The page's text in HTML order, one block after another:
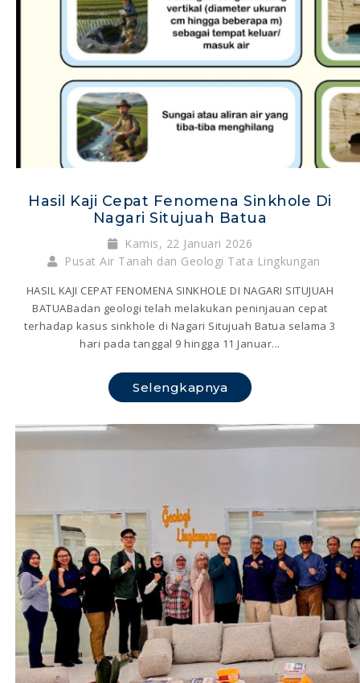
Hasil Kaji Cepat Fenomena Sinkhole Di
Nagari Situjuah Batua
Kamis, 22 Januari 2026
Pusat Air Tanah dan Geologi Tata Lingkungan
HASIL KAJI CEPAT FENOMENA SINKHOLE DI NAGARI SITUJUAH
BATUABadan geologi telah melakukan peninjauan cepat
terhadap kasus sinkhole di Nagari Situjuah Batua selama 3
hari pada tanggal 9 hingga 11 Januar...
Selengkapnya